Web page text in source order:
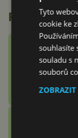
Recenze
Tyto
cookie ke
souhlasíte
souladu s
souborů